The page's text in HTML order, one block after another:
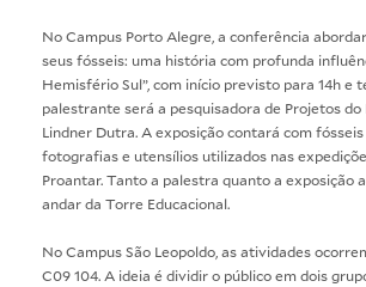
No Campus Porto Alegre, a conferência
seus fósseis: uma história com profunda
Hemisfério Sul”, com início previsto para 14h e
palestrante será a pesquisadora de Projetos do
Lindner Dutra. A exposição contará com
fotografias e utensílios utilizados nas
Proantar. Tanto a palestra quanto a exposição
andar da Torre Educacional.
No Campus São Leopoldo, as atividades
C09 104. A ideia é dividir o público em dois